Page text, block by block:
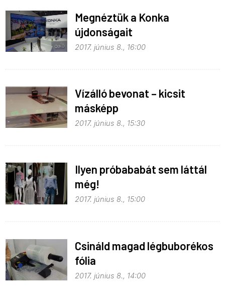
Megnéztük a Konka
újdonságait
2017. június 8., 16:00
Vízálló bevonat – kicsit
másképp
2017. június 8., 15:30
Ilyen próbababát sem láttál
még!
2017. június 8., 15:00
Csináld magad légbuborékos
fólia
2017. június 8., 14:00